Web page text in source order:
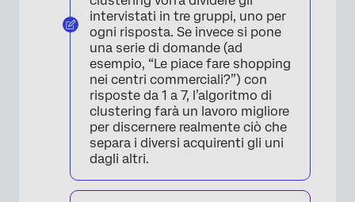
intervistati in tre gruppi, uno per
ogni risposta. Se invece si pone
una serie di domande (ad
esempio, “Le piace fare shopping
nei centri commerciali?”) con
risposte da 1 a 7, l’algoritmo di
clustering farà un lavoro migliore
per discernere realmente ciò che
separa i diversi acquirenti gli uni
dagli altri.